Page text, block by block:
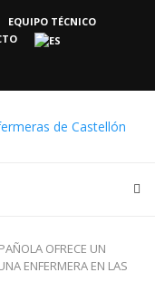
EQUIPO TÉCNICO
OFRECE UN
ENFERMERA EN LAS